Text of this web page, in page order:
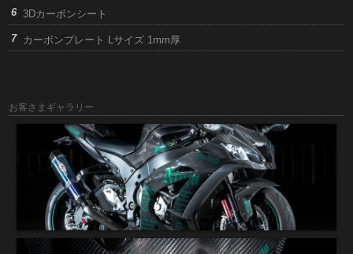
3Dカーボンシート
カーボンプレート Lサイズ 1mm厚
お客さまギャラリー